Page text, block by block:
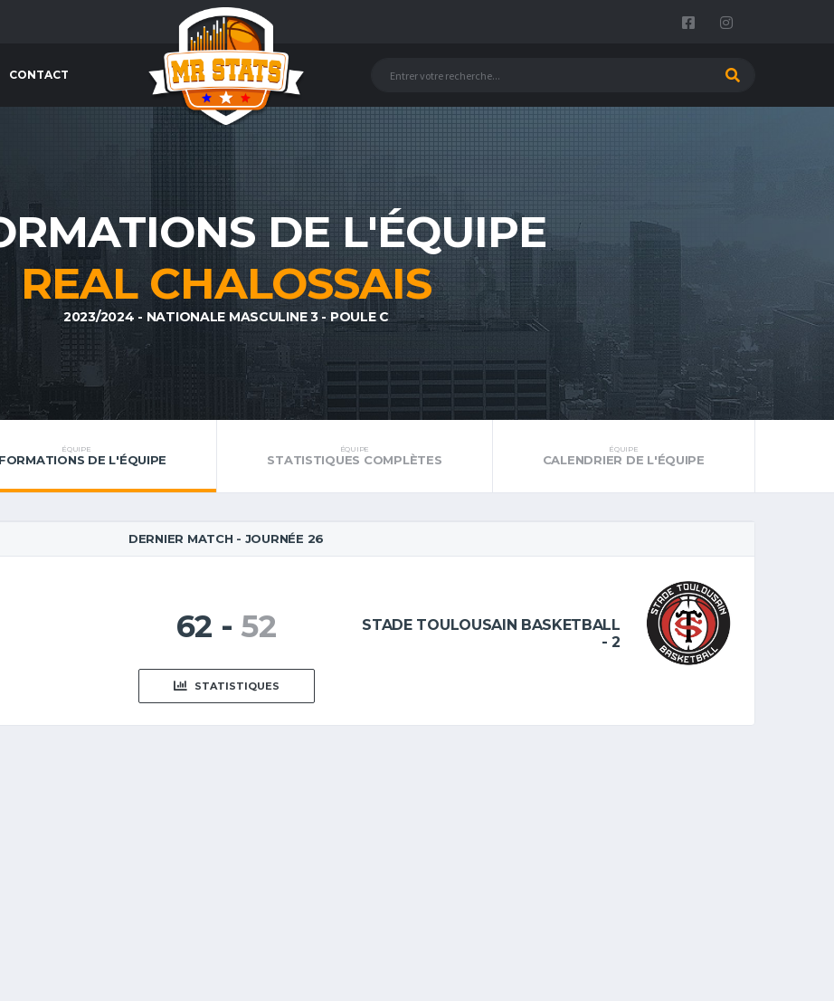
CONTACT
DE L'ÉQUIPE
REAL CHALOSSAIS
2023/2024 - NATIONALE MASCULINE 3 - POULE C
ÉQUIPE
DE L'ÉQUIPE
ÉQUIPE
STATISTIQUES COMPLÈTES
ÉQUIPE
CALENDRIER DE L'ÉQUIPE
DERNIER MATCH - JOURNÉE 26
62 - 52
STADE TOULOUSAIN BASKETBALL
- 2
STATISTIQUES